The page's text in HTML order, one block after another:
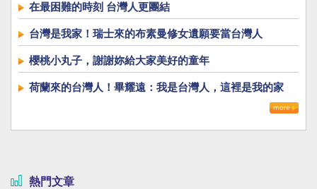
在最困難的時刻 台灣人更團結
台灣是我家！瑞士來的布素曼修女遺願要當台灣人
櫻桃小丸子，謝謝妳給大家美好的童年
荷蘭來的台灣人！畢耀遠：我是台灣人，這裡是我的家
熱門文章